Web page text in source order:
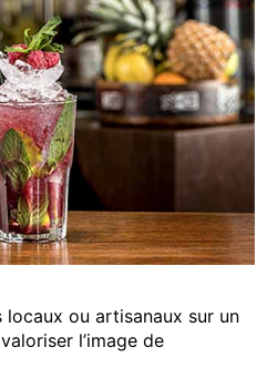
ou artisanaux sur un
l’image de